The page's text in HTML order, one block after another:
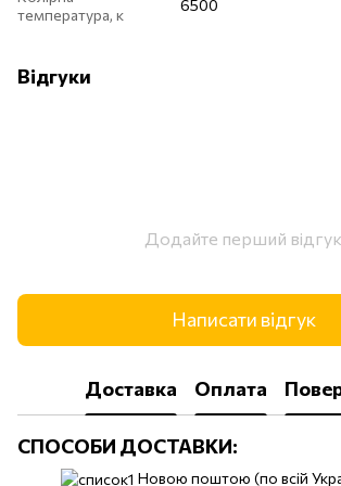
температура, к
6500
Відгуки
Додайте перший відгук
Написати відгук
Доставка Оплата
СПОСОБИ ДОСТАВКИ:
Новою поштою (по всій